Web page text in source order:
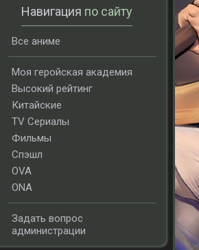
Навигация по сайту
Все аниме
Моя геройская академия
Высокий рейтинг
Китайские
TV Сериалы
Фильмы
Спэшл
OVA
ONA
Задать вопрос
администрации